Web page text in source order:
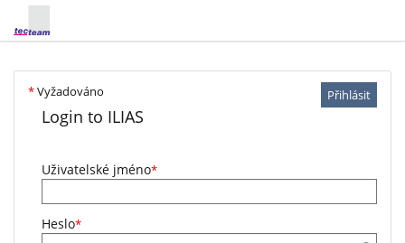
Přihlásit
*Vyžadováno
Login to ILIAS
Uživatelské jméno*
Heslo*